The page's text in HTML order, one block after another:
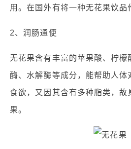
用。在国外有将一种无花果饮品
2、润肠通便
无花果含有丰富的苹果酸、柠檬
酶、水解酶等成分，能帮助人体
食欲，又因其含有多种脂类，故
果。